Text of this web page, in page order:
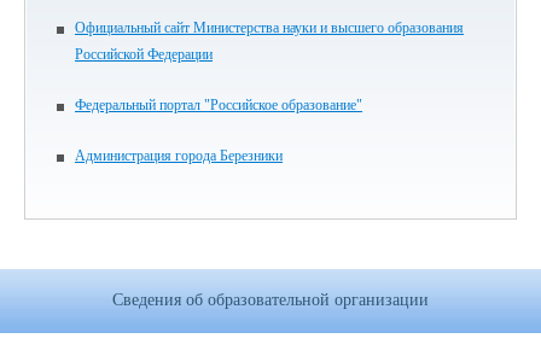
Официальный сайт Министерства науки и высшего образования
Российской Федерации
Федеральный портал "Российское образование"
Администрация города Березники
Сведения об образовательной организации